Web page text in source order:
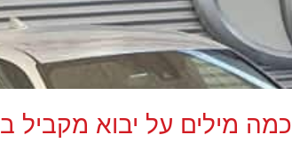
כמה מילים על יבוא מקביל